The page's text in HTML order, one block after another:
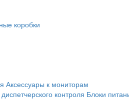
коробки
Аксессуары к мониторам
контроля Блоки